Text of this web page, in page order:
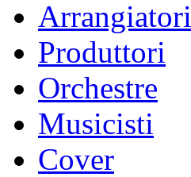
Arrangiatori
Produttori
Orchestre
Musicisti
Cover